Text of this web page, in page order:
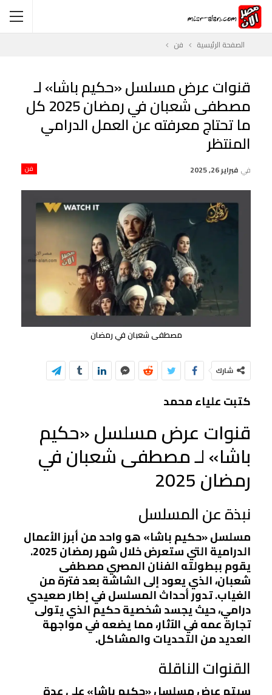
الصفحة الرئيسية فن
قنوات عرض مسلسل «حكيم باشا» لـ
مصطفى شعبان في رمضان 2025 كل
ما تحتاج معرفته عن العمل الدرامي
المنتظر
فن في فبراير 26, 2025
مصطفى شعبان في رمضان
شارك
كتبت علياء محمد
قنوات عرض مسلسل «حكيم
باشا» لـ مصطفى شعبان في
رمضان 2025
نبذة عن المسلسل
مسلسل «حكيم باشا» هو واحد من أبرز الأعمال
الدرامية التي ستعرض خلال شهر رمضان 2025.
يقوم ببطولته الفنان المصري مصطفى
شعبان، الذي يعود إلى الشاشة بعد فترة من
الغياب. تدور أحداث المسلسل في إطار صعيدي
درامي، حيث يجسد شخصية حكيم الذي يتولى
تجارة عمه في الآثار، مما يضعه في مواجهة
العديد من التحديات والمشاكل.
القنوات الناقلة
سيتم عرض مسلسل «حكيم باشا» على عدة